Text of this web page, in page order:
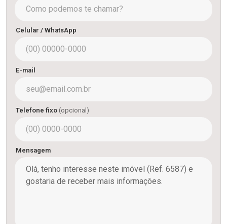
Celular / WhatsApp
E-mail
Telefone fixo (opcional)
Mensagem